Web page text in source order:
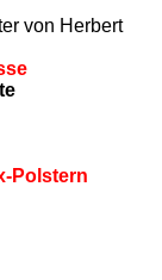
von Herbert
Polstern